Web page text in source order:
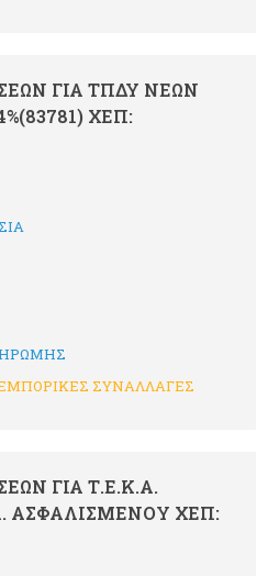
ΓΙΑ ΤΠΔΥ ΝΕΩΝ
ΧΕΠ:
ΣΥΝΑΛΛΑΓΕΣ
ΓΙΑ Τ.Ε.Κ.Α.
ΑΣΦΑΛΙΣΜΕΝΟΥ ΧΕΠ: